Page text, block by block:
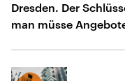
Dresden. Der
man müsse